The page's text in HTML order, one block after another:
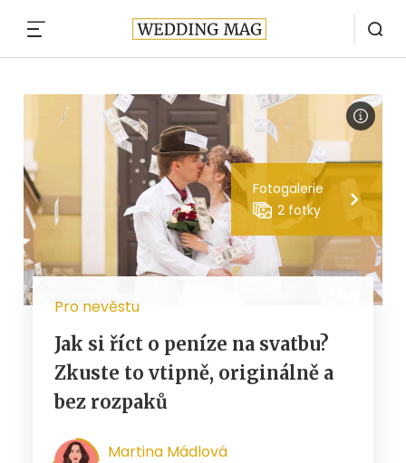
Fotogalerie
2 fotky
Pro nevěstu
Jak si říct o peníze na svatbu?
Zkuste to vtipně, originálně a
bez rozpaků
Martina Mádlová